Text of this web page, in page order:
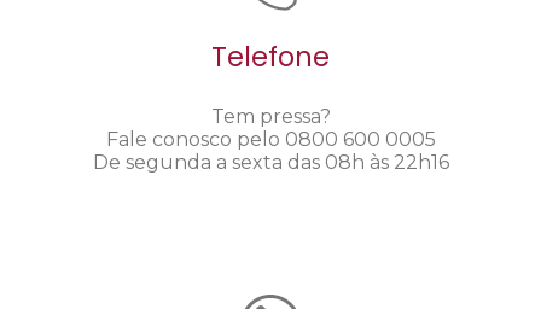
Telefone
Tem pressa?
Fale conosco pelo 0800 600 0005
De segunda a sexta das 08h às 22h16